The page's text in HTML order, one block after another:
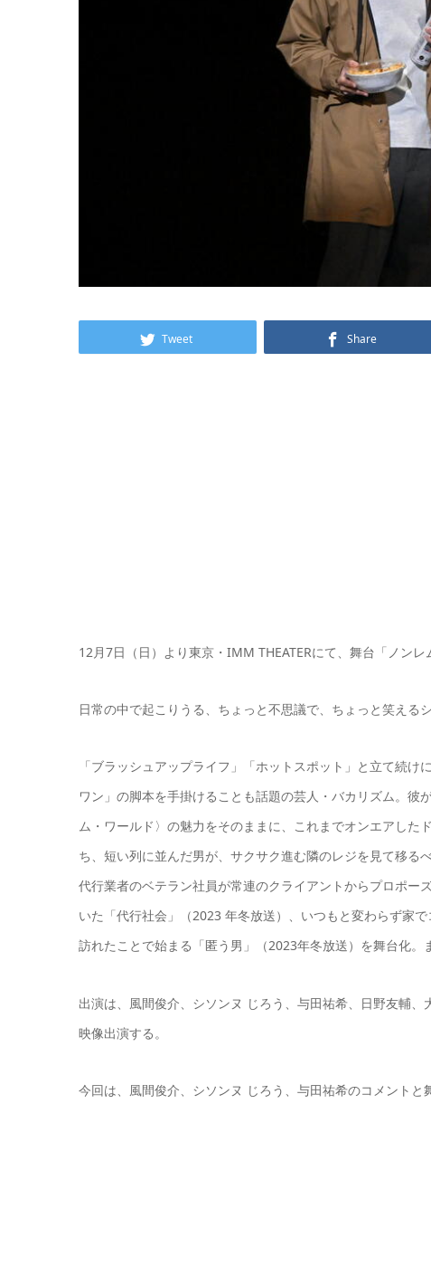
Tweet Share
12月7日（日）より東京・IMM THEATERにて、舞台「ノンレ
日常の中で起こりうる、ちょっと不思議で、ちょっと笑える
「ブラッシュアップライフ」「ホットスポット」と立て続
ワン」の脚本を手掛けることも話題の芸人・バカリズム。
ム・ワールド〉の魅力をそのままに、これまでオンエアした
ち、短い列に並んだ男が、サクサク進む隣のレジを見て移
代行業者のベテラン社員が常連のクライアントからプロポ
いた「代行社会」（2023 年冬放送）、いつもと変わらず家
訪れたことで始まる「匿う男」（2023年冬放送）を舞台化。
出演は、風間俊介、シソンヌ じろう、与田祐希、日野友輔
映像出演する。
今回は、風間俊介、シソンヌ じろう、与田祐希のコメントと